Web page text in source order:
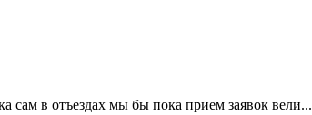
сам в отъездах мы бы пока прием заявок вели...